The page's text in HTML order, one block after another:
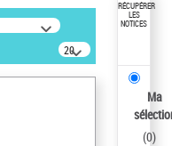
20
résultats/page
RÉCUPÉRER
LES
NOTICES
Ma
(0)